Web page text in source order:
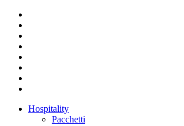
Hospitality
Pacchetti